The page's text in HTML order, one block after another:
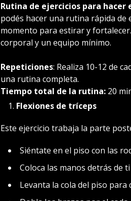
Rutina de ejercicios para hacer
podés hacer una rutina rápida de
momento para estirar y
corporal y un equipo mínimo.
Repeticiones: Realiza 10-12 de
una rutina completa.
Tiempo total de la rutina:20
Flexiones de tríceps
Este ejercicio trabaja la parte
Siéntate en el piso con las
Coloca las manos detrás de
Levanta la cola del piso